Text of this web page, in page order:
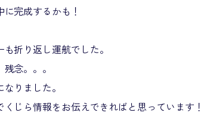
完成するかも！
折り返し運航でした。
念。。。
りました。
じら情報をお伝えできればと思っています！